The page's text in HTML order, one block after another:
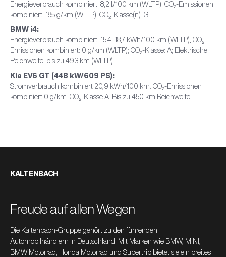
Energieverbrauch kombiniert: 8,2 l/100 km (WLTP); CO₂-Emissionen
kombiniert: 185 g/km (WLTP); CO₂-Klasse(n): G
BMW i4:
Energieverbrauch kombiniert: 15,4–18,7 kWh/100 km (WLTP); CO₂-
Emissionen kombiniert: 0 g/km (WLTP); CO₂-Klasse: A; Elektrische
Reichweite: bis zu 493 km (WLTP).
Kia EV6 GT (448 kW/609 PS):
Stromverbrauch kombiniert 20,9 kWh/100 km. CO₂-Emissionen
kombiniert 0 g/km. CO₂-Klasse A. Bis zu 450 km Reichweite.
KALTENBACH
Freude auf allen Wegen
Die Kaltenbach-Gruppe gehört zu den führenden
Automobilhändlern in Deutschland. Mit Marken wie BMW, MINI,
BMW Motorrad, Honda Motorrad und Supertrip bietet sie ein breites